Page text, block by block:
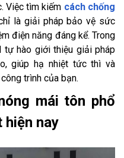
Việc tìm kiếm cách chống
là giải pháp bảo vệ sức
điện năng đáng kể. Trong
tự hào giới thiệu giải pháp
giúp hạ nhiệt tức thì và
trình của bạn.
mái tôn phổ
hiện nay